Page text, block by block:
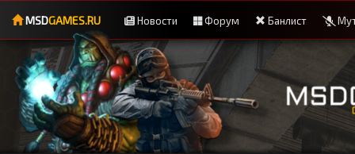
MSDGAMES.RU Новости Форум Банлист